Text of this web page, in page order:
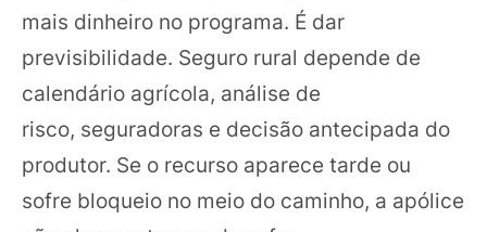
mais dinheiro no programa. É dar
previsibilidade. Seguro rural depende de
calendário agrícola, análise de
risco, seguradoras e decisão antecipada do
produtor. Se o recurso aparece tarde ou
sofre bloqueio no meio do caminho, a apólice